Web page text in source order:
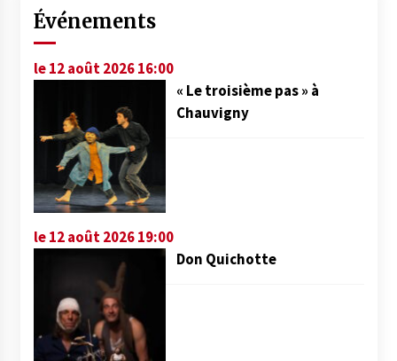
Événements
le 12 août 2026 16:00
« Le troisième pas » à
Chauvigny
le 12 août 2026 19:00
Don Quichotte